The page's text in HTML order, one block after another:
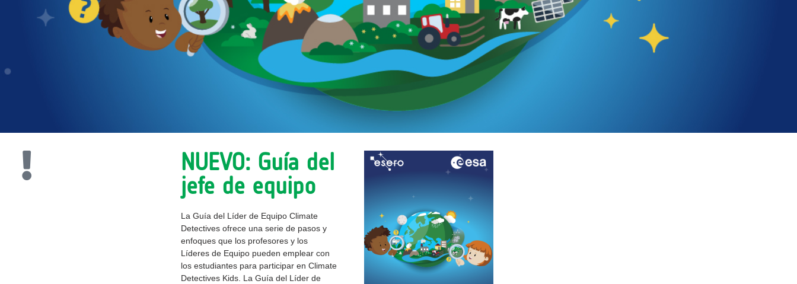
NUEVO: Guía del
jefe de equipo
La Guía del Líder de Equipo Climate
Detectives ofrece una serie de pasos y
enfoques que los profesores y los
Líderes de Equipo pueden emplear con
los estudiantes para participar en Climate
Detectives Kids. La Guía del Líder de